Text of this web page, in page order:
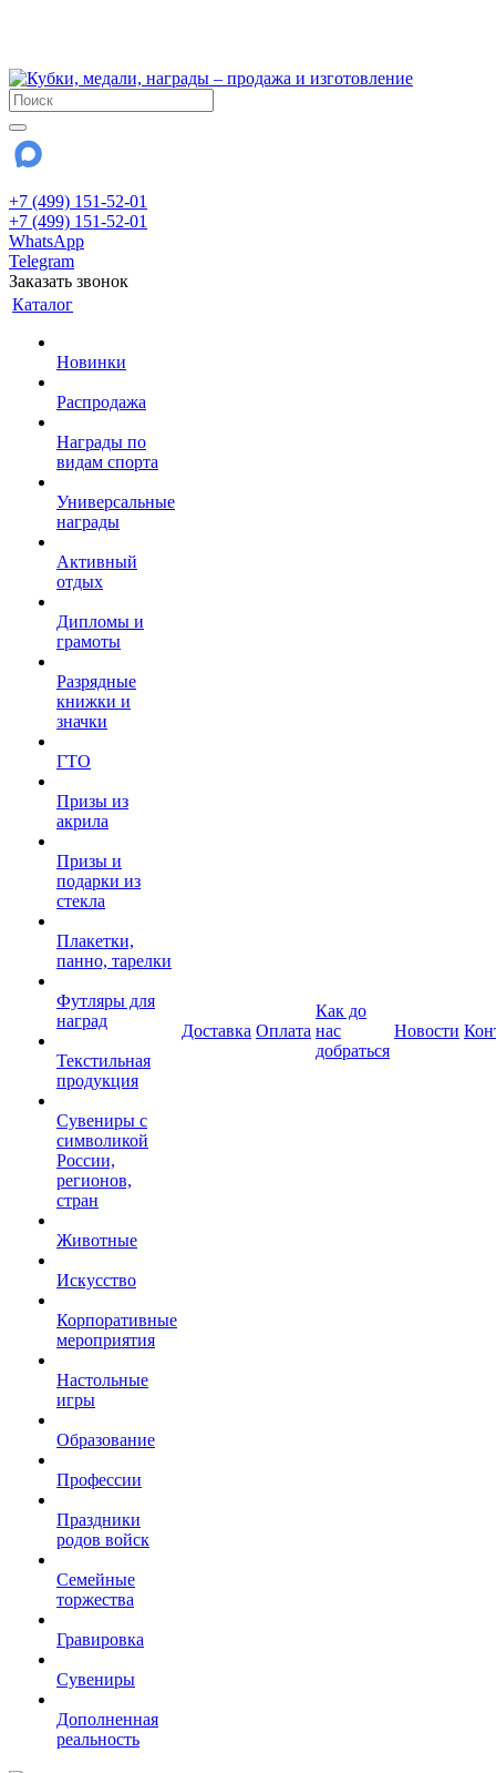
+7 (499) 151-52-01
+7 (499) 151-52-01
WhatsApp
Telegram
Заказать звонок
Каталог
Новинки
Распродажа
Награды по
видам спорта
Универсальные
награды
Активный
отдых
Дипломы и
грамоты
Разрядные
книжки и
значки
ГТО
Призы из
акрила
Призы и
подарки из
стекла
Плакетки,
панно, тарелки
Футляры для
наград
Текстильная
продукция
Сувениры с
символикой
России,
регионов,
стран
Животные
Искусство
Корпоративные
мероприятия
Настольные
игры
Образование
Профессии
Праздники
родов войск
Семейные
торжества
Гравировка
Сувениры
Дополненная
реальность
Доставка Оплата
Как до
нас
добраться
Новости